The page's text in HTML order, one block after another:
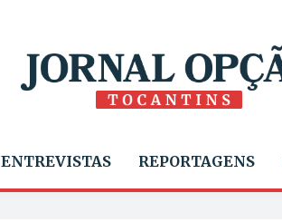
ENTREVISTAS REPORTAGENS